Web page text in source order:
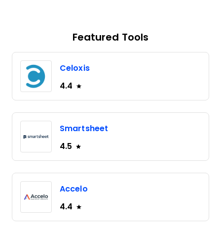
Featured Tools
Celoxis
4.4
Smartsheet
4.5
Accelo
4.4